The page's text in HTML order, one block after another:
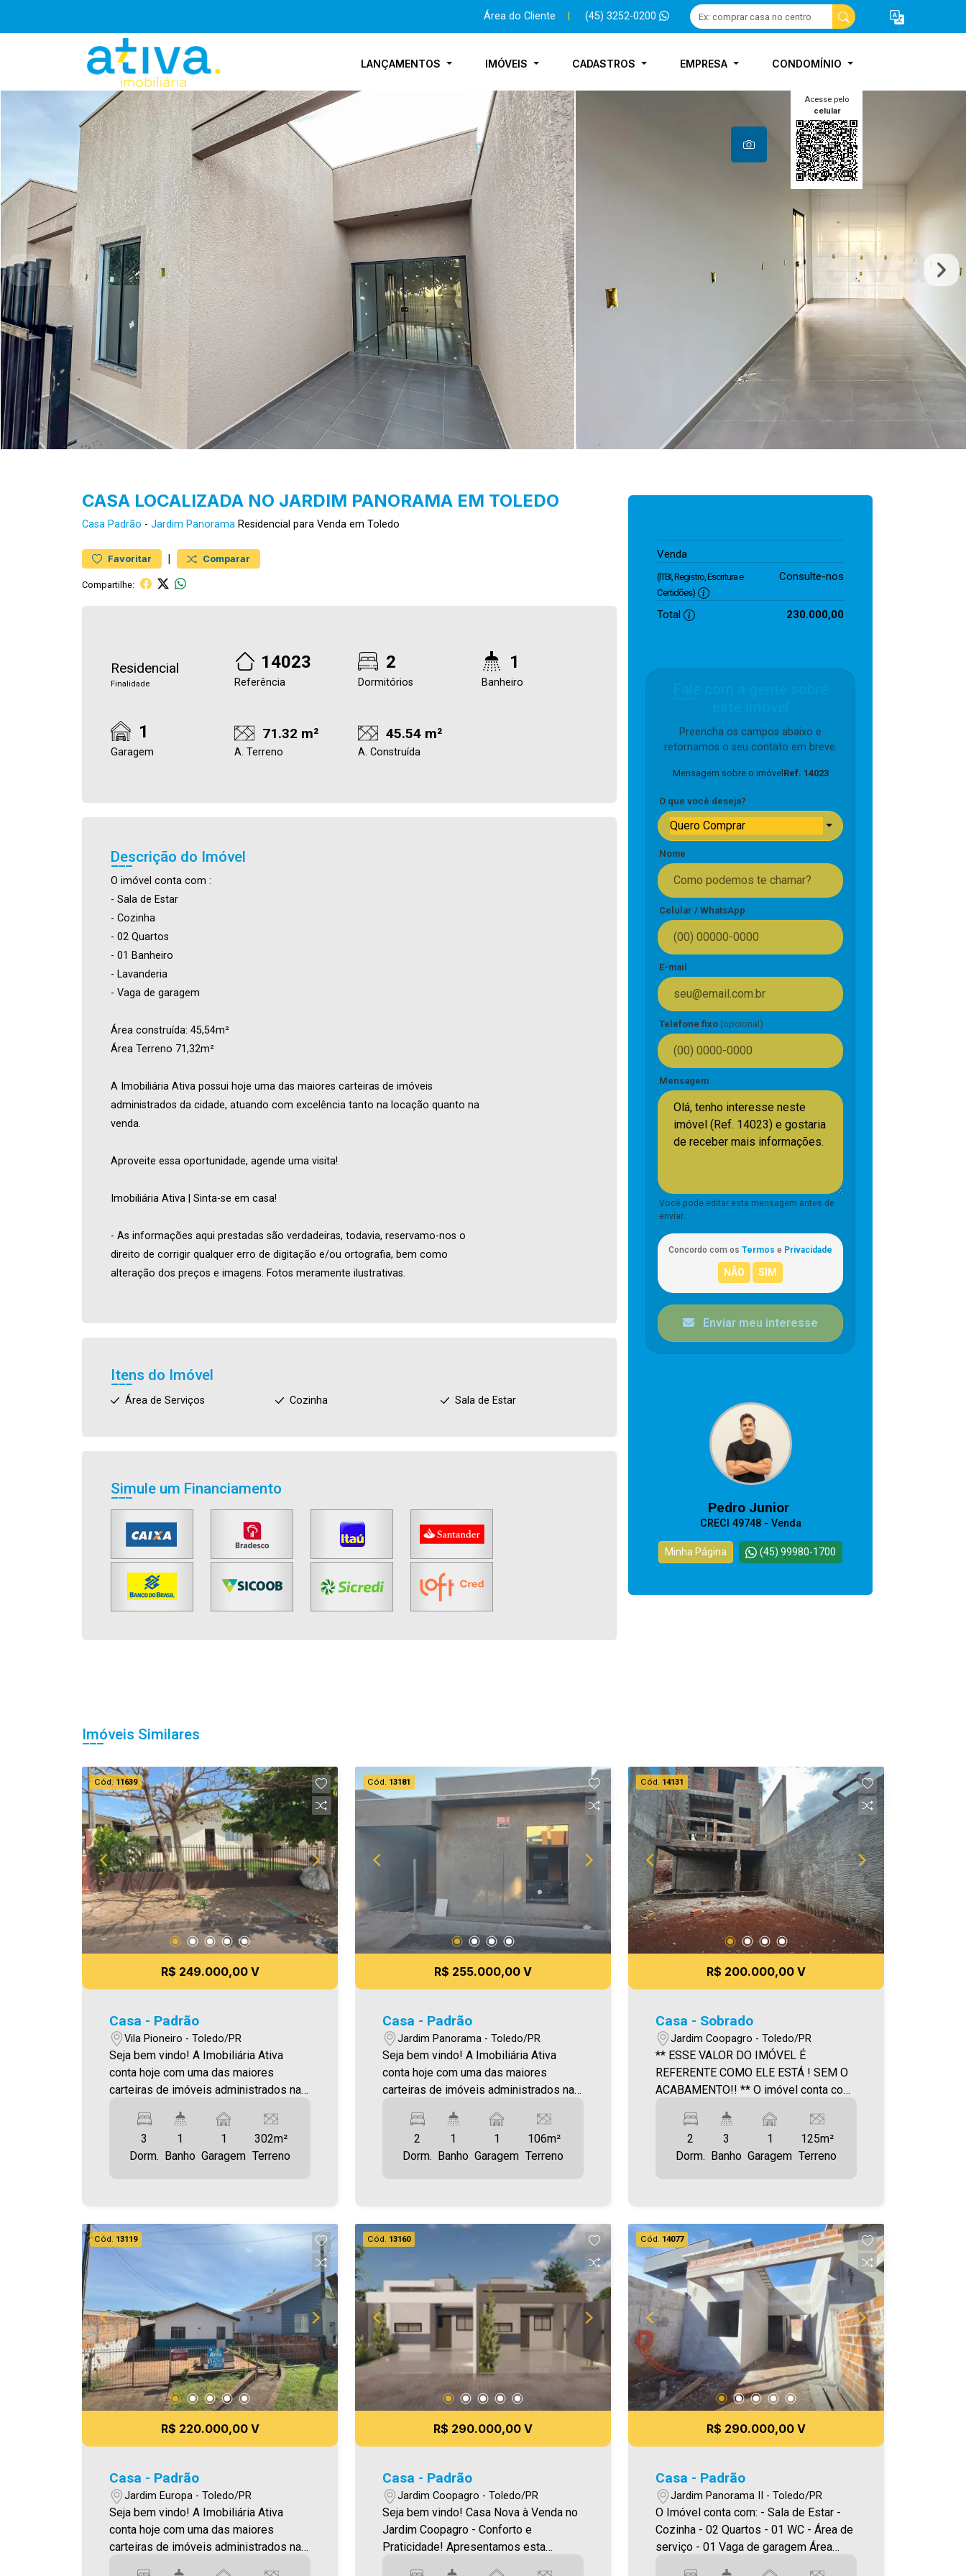
Área do Cliente (45) 3252-0200
LANÇAMENTOS IMÓVEIS CADASTROS EMPRESA CONDOMÍNIO
Acesse pelo
celular
CASA LOCALIZADA NO JARDIM PANORAMA EM TOLEDO
Casa Padrão - Jardim Panorama Residencial para Venda em Toledo
Favoritar | Comparar
Compartilhe:
Residencial
Finalidade
14023
Referência
2
Dormitórios
1
Banheiro
1
Garagem
71.32 m²
A. Terreno
45.54 m²
A. Construída
Descrição do Imóvel
O imóvel conta com :
- Sala de Estar
- Cozinha
- 02 Quartos
- 01 Banheiro
- Lavanderia
- Vaga de garagem
Área construída: 45,54m²
Área Terreno 71,32m²
A Imobiliária Ativa possui hoje uma das maiores carteiras de imóveis
administrados da cidade, atuando com excelência tanto na locação quanto na
venda.
Aproveite essa oportunidade, agende uma visita!
Imobiliária Ativa | Sinta-se em casa!
- As informações aqui prestadas são verdadeiras, todavia, reservamo-nos o
direito de corrigir qualquer erro de digitação e/ou ortografia, bem como
alteração dos preços e imagens. Fotos meramente ilustrativas.
Itens do Imóvel
Área de Serviços Cozinha Sala de Estar
Simule um Financiamento
Venda
(ITBI, Registro, Escritura e
Certidões)
Consulte-nos
Total 230.000,00
Preencha os campos abaixo e
retornamos o seu contato em breve.
Mensagem sobre o imóvel Ref. 14023
O que você deseja?
Quero Comprar
Nome
Celular / WhatsApp
E-mail
Telefone fixo (opcional)
Mensagem
Você pode editar esta mensagem antes de
enviar.
Concordo com os Termos e Privacidade
Enviar meu interesse
Pedro Junior
CRECI 49748 - Venda
Minha Página (45) 99980-1700
Imóveis Similares
Cód.11639
R$ 249.000,00 V
Casa - Padrão
Vila Pioneiro - Toledo/PR
Seja bem vindo! A Imobiliária Ativa
conta hoje com uma das maiores
carteiras de imóveis administrados na
venda. Confira mais uma de nossas
opções! Casa Localizada na Vila
Pioneiro. O Imóvel conta com: - Sala de
construída 109,80m² Área terreno
301,95m² Aproveite essa oportunidade!
A hora de encontrar o seu novo lar É
AGORA! Imobiliária Ativa, sinta-se em
3
Dorm.
1
Banho
1
Garagem
302m²
Terreno
Cód. 13181
R$ 255.000,00 V
Casa - Padrão
Jardim Panorama - Toledo/PR
Seja bem vindo! A Imobiliária Ativa
conta hoje com uma das maiores
carteiras de imóveis administrados na
venda. Confira mais uma de nossas
opções! Casa Localizada no Jardim
Panorama. O Imóvel conta com: - Sala
54,00m² Área terreno aproximadamente
106,00m² Aproveite essa oportunidade!
A hora de encontrar o seu novo lar É
AGORA! Imobiliária Ativa, sinta-se em
casa!
2
Dorm.
1
Banho
1
Garagem
106m²
Terreno
Cód. 14131
R$ 200.000,00 V
Casa - Sobrado
Jardim Coopagro - Toledo/PR
** ESSE VALOR DO IMÓVEL É
REFERENTE COMO ELE ESTÁ ! SEM O
ACABAMENTO!! ** O imóvel conta com
03 Banheiros ( suíte e lavabo ) -
Lavanderia - Vaga de garagem Área
construída: 88,70m² Área
atuando com excelência tanto na
locação quanto na venda. Aproveite
essa oportunidade, agende uma visita!
Imobiliária Ativa | Sinta-se em casa! -
As informações aqui prestadas são
verdadeiras, todavia, reservamo-nos o
direito de corrigir qualquer erro de
digitação e/ou ortografia, bem como
alteração dos preços e imagens. Fotos
meramente ilustrativas.
2
Dorm.
3
Banho
1
Garagem
125m²
Terreno
Cód. 13119
R$ 220.000,00 V
Casa - Padrão
Jardim Europa - Toledo/PR
Seja bem vindo! A Imobiliária Ativa
conta hoje com uma das maiores
carteiras de imóveis administrados na
Cód. 13160
R$ 290.000,00 V
Casa - Padrão
Jardim Coopagro - Toledo/PR
Seja bem vindo! Casa Nova à Venda no
Jardim Coopagro - Conforto e
Praticidade! Apresentamos esta
Cód. 14077
R$ 290.000,00 V
Casa - Padrão
Jardim Panorama II - Toledo/PR
O Imóvel conta com: - Sala de Estar -
Cozinha - 02 Quartos - 01 WC - Área de
serviço - 01 Vaga de garagem Área